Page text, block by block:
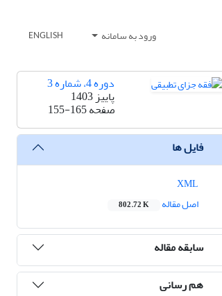
ورود به سامانه ENGLISH
دوره 4، شماره 3
پاییز 1403
صفحه155-165
فایل ها
اصل مقاله
802.72 K
سابقه مقاله
هم رسانی